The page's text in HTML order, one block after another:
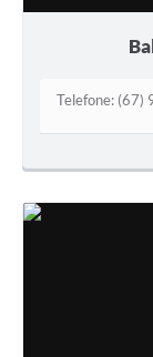
Telefone: (67)